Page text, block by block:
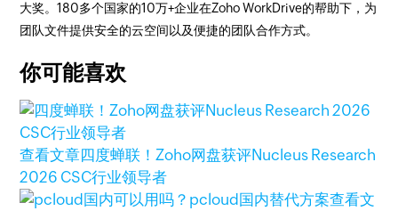
大奖。180多个国家的10万+企业在Zoho WorkDrive的帮助下，为
团队文件提供安全的云空间以及便捷的团队合作方式。
你可能喜欢
查看文章四度蝉联！Zoho网盘获评Nucleus Research
2026 CSC行业领导者
查看文